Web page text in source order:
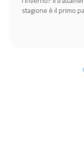
stagione è il primo